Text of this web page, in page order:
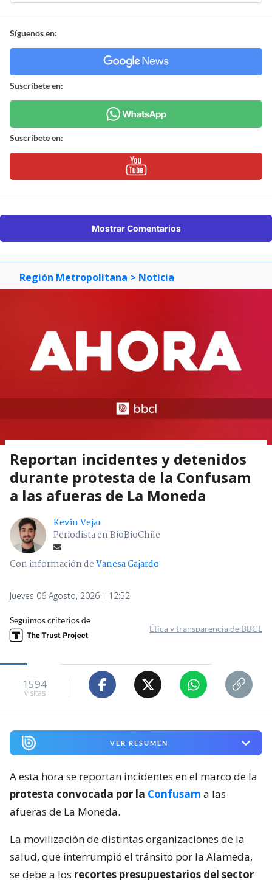
Síguenos en:
Suscríbete en:
Suscríbete en:
Mostrar Comentarios
Región Metropolitana > Noticia
Reportan incidentes y detenidos
durante protesta de la Confusam
a las afueras de La Moneda
Kevin Vejar
Periodista en BioBioChile
Con información deVanesa Gajardo
Jueves 06 Agosto, 2026 | 12:52
Seguimos criterios de
Ética y transparencia de BBCL
1594
visitas
VER RESUMEN
A esta hora se reportan incidentes en el marco de la
protesta convocada por la Confusam a las
afueras de La Moneda.
La movilización de distintas organizaciones de la
salud, que interrumpió el tránsito por la Alameda,
se debe a los recortes presupuestarios del sector